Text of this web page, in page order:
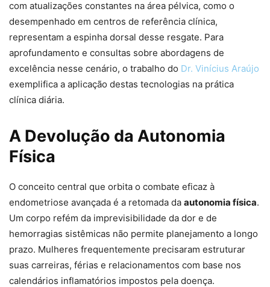
com atualizações constantes na área pélvica, como o
desempenhado em centros de referência clínica,
representam a espinha dorsal desse resgate. Para
aprofundamento e consultas sobre abordagens de
excelência nesse cenário, o trabalho do Dr. Vinícius Araújo
exemplifica a aplicação destas tecnologias na prática
clínica diária.
A Devolução da Autonomia
Física
O conceito central que orbita o combate eficaz à
endometriose avançada é a retomada da autonomia física.
Um corpo refém da imprevisibilidade da dor e de
hemorragias sistêmicas não permite planejamento a longo
prazo. Mulheres frequentemente precisaram estruturar
suas carreiras, férias e relacionamentos com base nos
calendários inflamatórios impostos pela doença.